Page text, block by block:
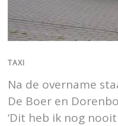
TAXI
Na de overname
De Boer en
‘Dit heb ik nog